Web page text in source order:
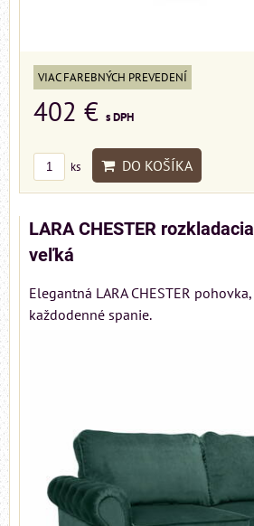
VIAC FAREBNÝCH PREVEDENÍ
402 € s DPH
ks DO KOŠÍKA
LARA CHESTER
veľká
Elegantná LARA CHESTER
každodenné spanie.